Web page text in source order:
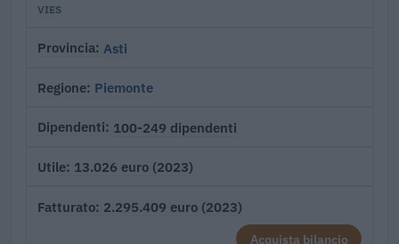
VIES
Provincia Asti
Regione Piemonte
Dipendenti 100-249 dipendenti
Utile 13.026 euro (2023)
Fatturato 2.295.409 euro (2023)
Acquista bilancio